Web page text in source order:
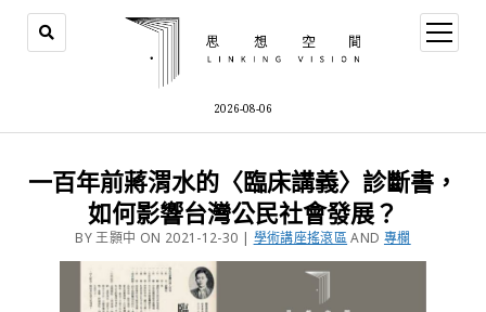
2026-08-06
一百年前蔣渭水的〈臨床講義〉診斷書，
如何影響台灣公民社會發展？
BY 王顥中 ON 2021-12-30 | 學術講座搖滾區AND 專欄